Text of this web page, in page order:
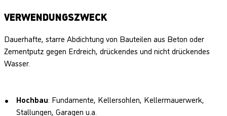
VERWENDUNGSZWECK
Dauerhafte, starre Abdichtung von Bauteilen aus Beton oder
Zementputz gegen Erdreich, drückendes und nicht drückendes
Wasser.
Hochbau: Fundamente, Kellersohlen, Kellermauerwerk,
Stallungen, Garagen u.a.